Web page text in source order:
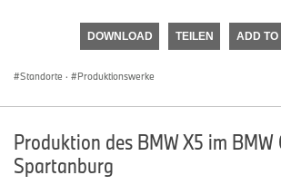
DOWNLOAD TEILEN ADD TO
Standorte · Produktionswerke
Produktion des BMW X5 im BMW
Spartanburg